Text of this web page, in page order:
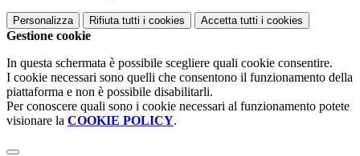
Personalizza Rifiuta tutti i cookies Accetta tutti i cookies
Gestione cookie
In questa schermata è possibile scegliere quali cookie consentire.
I cookie necessari sono quelli che consentono il funzionamento della
piattaforma e non è possibile disabilitarli.
Per conoscere quali sono i cookie necessari al funzionamento potete
visionare la COOKIE POLICY.